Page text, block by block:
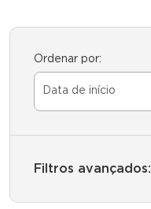
Ordenar por:
Filtros avançados: